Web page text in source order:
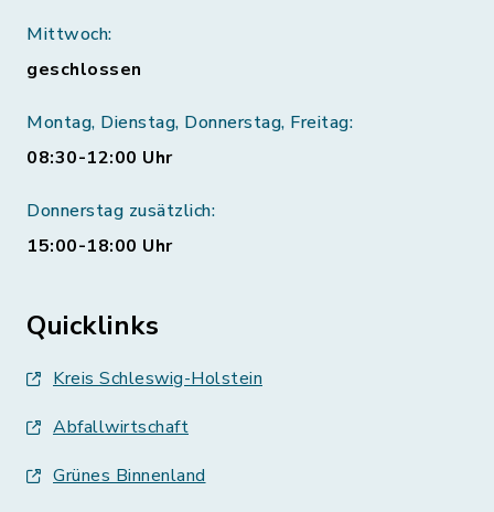
Mittwoch:
geschlossen
Montag, Dienstag, Donnerstag, Freitag:
08:30-12:00 Uhr
Donnerstag zusätzlich:
15:00-18:00 Uhr
Quicklinks
Kreis Schleswig-Holstein
Abfallwirtschaft
Grünes Binnenland